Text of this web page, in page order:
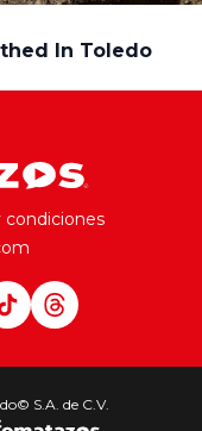
condiciones
S.A. de C.V.